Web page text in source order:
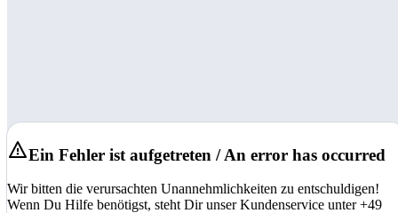
Ein Fehler ist aufgetreten / An error has occurred
Wir bitten die verursachten Unannehmlichkeiten zu entschuldigen!
Wenn Du Hilfe benötigst, steht Dir unser Kundenservice unter +49